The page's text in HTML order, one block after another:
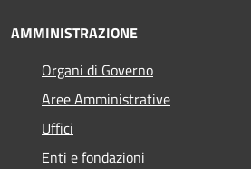
AMMINISTRAZIONE
Organi di Governo
Aree Amministrative
Uffici
Enti e fondazioni